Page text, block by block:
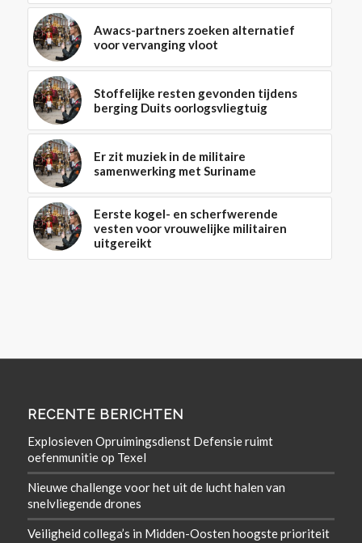
Awacs-partners zoeken alternatief
voor vervanging vloot
Stoffelijke resten gevonden tijdens
berging Duits oorlogsvliegtuig
Er zit muziek in de militaire
samenwerking met Suriname
Eerste kogel- en scherfwerende
vesten voor vrouwelijke militairen
uitgereikt
RECENTE BERICHTEN
Explosieven Opruimingsdienst Defensie ruimt
oefenmunitie op Texel
Nieuwe challenge voor het uit de lucht halen van
snelvliegende drones
Veiligheid collega’s in Midden-Oosten hoogste prioriteit